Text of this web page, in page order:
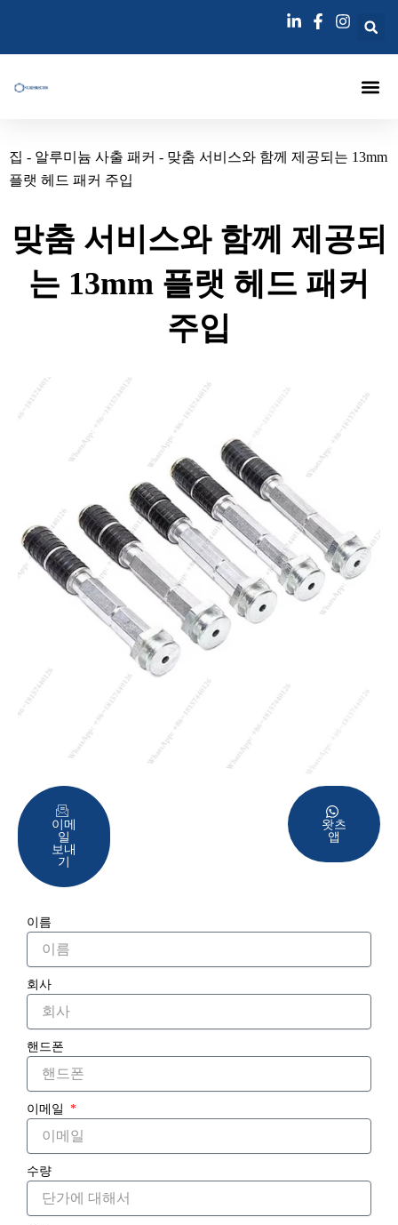
츠
뛰
기
집 - 알루미늄 사출 패커 - 맞춤 서비스와 함께 제공되는 13mm
플랫 헤드 패커 주입
맞춤 서비스와 함께 제공되
는 13mm 플랫 헤드 패커
주입
이메
일
보내
기
왓츠
앱
이름
회사
핸드폰
이메일
수량